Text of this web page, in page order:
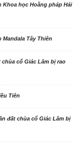
Khoa học Hoằng pháp Hải
Mandala Tây Thiên
cổ Giác Lâm bị rao
Tiên
đất chùa cổ Giác Lâm bị